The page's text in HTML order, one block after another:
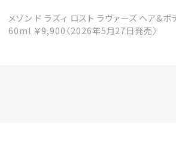
メゾン ド ラズィ ロスト ラヴァーズ ヘア&ボ
60ml ￥9,900〈2026年5月27日発売〉